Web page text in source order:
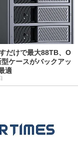
だけで最大88TB、O
ケースがバックアッ
適